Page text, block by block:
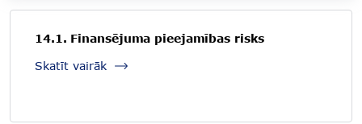
14.1. Finansējuma pieejamības risks
Skatīt vairāk